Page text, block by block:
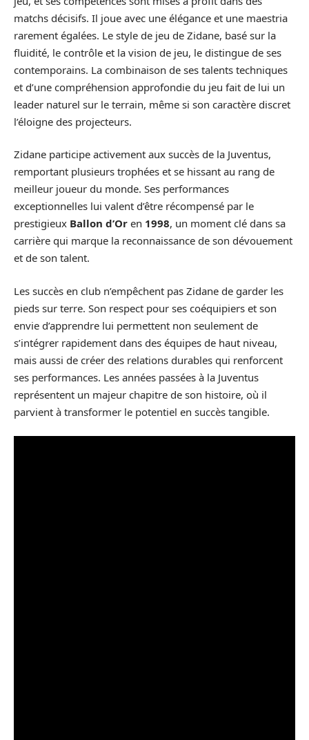
matchs décisifs. Il joue avec une élégance et une maestria
rarement égalées. Le style de jeu de Zidane, basé sur la
fluidité, le contrôle et la vision de jeu, le distingue de ses
contemporains. La combinaison de ses talents techniques
et d’une compréhension approfondie du jeu fait de lui un
leader naturel sur le terrain, même si son caractère discret
l’éloigne des projecteurs.
Zidane participe activement aux succès de la Juventus,
remportant plusieurs trophées et se hissant au rang de
meilleur joueur du monde. Ses performances
exceptionnelles lui valent d’être récompensé par le
prestigieux Ballon d’Or en 1998, un moment clé dans sa
carrière qui marque la reconnaissance de son dévouement
et de son talent.
Les succès en club n’empêchent pas Zidane de garder les
pieds sur terre. Son respect pour ses coéquipiers et son
envie d’apprendre lui permettent non seulement de
s’intégrer rapidement dans des équipes de haut niveau,
mais aussi de créer des relations durables qui renforcent
ses performances. Les années passées à la Juventus
représentent un majeur chapitre de son histoire, où il
parvient à transformer le potentiel en succès tangible.